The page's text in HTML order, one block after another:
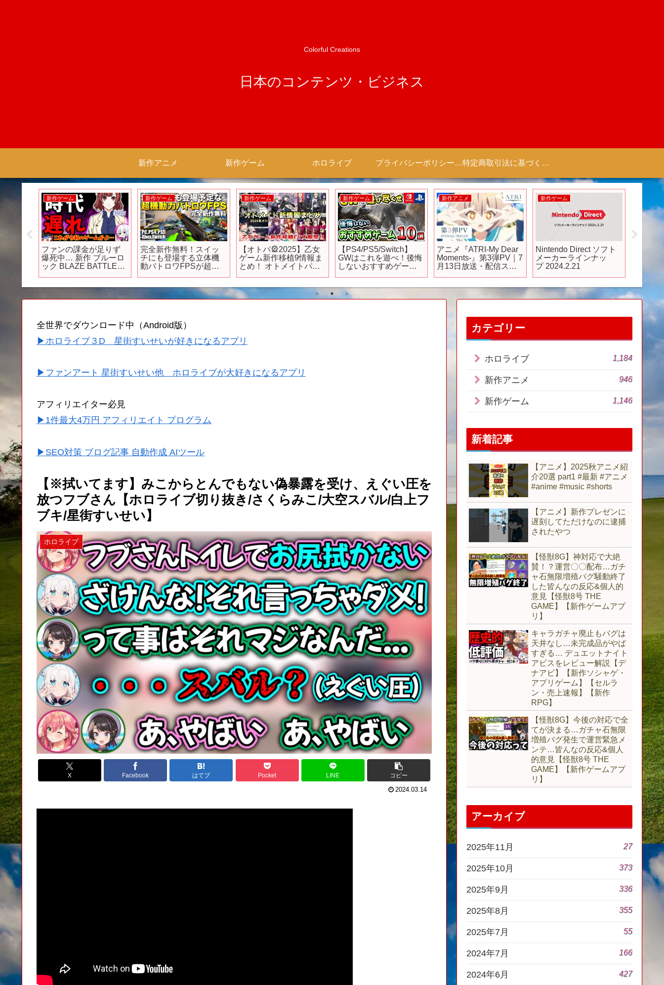
Colorful Creations
日本のコンテンツ・ビジネス
新作アニメ 新作ゲーム ホロライブ プライバシーポリシー 【Colorful Creation】 特定商取引法に基づく表記（商取引に関する開示）
新作ゲーム
ファンの課金が足りず
爆死中… 新作 ブルーロ
ック BLAZE BATTLEを
【ゆっくり解説】【ブ
レバト】【ブルロク】
新作ゲーム
完全新作無料！スイッ
チにも登場する立体機
動バトロワFPSが超軽
itch)｜mini Royal【ゆっ
くり実況】ミニロイヤ
新作ゲーム
【オトパ🎡2025】乙女
ゲーム新作移植9情報ま
とめ！ オトメイトパー
新作ゲーム
【PS4/PS5/Switch】
GWはこれを遊べ！後悔
しないおすすめゲーム
新作アニメ
アニメ『ATRI-My Dear
Moments-』第3弾PV｜7
月13日放送・配信スタ
新作ゲーム
Nintendo Direct ソフト
メーカーラインナッ
プ 2024.2.21
すぎた
全世界でダウンロード中（Android版）
▶ホロライブ３D 星街すいせいが好きになるアプリ
▶ファンアート 星街すいせい他 ホロライブが大好きになるアプリ
アフィリエイター必見
▶1件最大4万円 アフィリエイト プログラム
▶SEO対策 ブログ記事 自動作成 AIツール
【※拭いてます】みこからとんでもない偽暴露を受け、えぐい圧を
放つフブさん【ホロライブ切り抜き/さくらみこ/大空スバル/白上フ
ブキ/星街すいせい】
ホロライブ
X Facebook はてブ Pocket LINE コピー
2024.03.14
カテゴリー
ホロライブ 1,184
新作アニメ 946
新作ゲーム 1,146
新着記事
【アニメ】2025秋アニメ紹
介20選 part1 #最新 #アニメ
#anime #music #shorts
【アニメ】新作プレゼンに
遅刻してただけなのに逮捕
されたやつ
【怪獣8G】神対応で大絶
賛！？運営〇〇配布…ガチ
ャ石無限増殖バグ騒動終了
した皆んなの反応&個人的
意見【怪獣8号 THE
GAME】【新作ゲームアプ
リ】
キャラガチャ廃止もバグは
天井なし…未完成品がやば
すぎる… デュエットナイト
アビスをレビュー解説【デ
ナアビ】【新作ソシャゲ・
アプリゲーム】【セルラ
ン・売上速報】【新作
RPG】
【怪獣8G】今後の対応で全
てが決まる…ガチャ石無限
増殖バグ発生で運営緊急メ
ンテ…皆んなの反応&個人
的意見【怪獣8号 THE
GAME】【新作ゲームアプ
リ】
アーカイブ
2025年11月 27
2025年10月 373
2025年9月 336
2025年8月 355
2025年7月 55
2024年7月 166
2024年6月 427